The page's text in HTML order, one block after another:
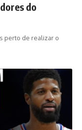
do
perto de realizar o